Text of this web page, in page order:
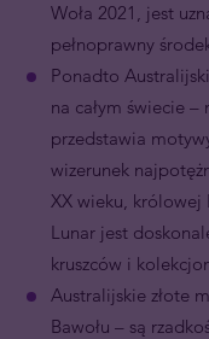
Woła 2021, jest
pełnoprawny
Ponadto
na całym świecie
przedstawia
wizerunek
XX wieku, królowej
Lunar jest
kruszców i
Australijskie złote
Bawołu – są